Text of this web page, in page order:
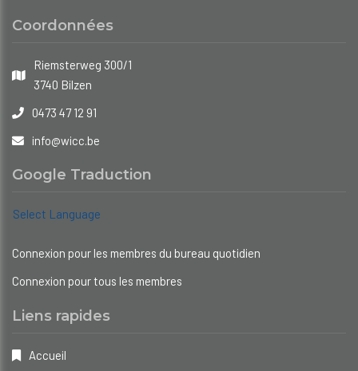
Coordonnées
Riemsterweg 300/1
3740 Bilzen
0473 47 12 91
info@wicc.be
Google Traduction
Select Language
Connexion pour les membres du bureau quotidien
Connexion pour tous les membres
Liens rapides
Accueil